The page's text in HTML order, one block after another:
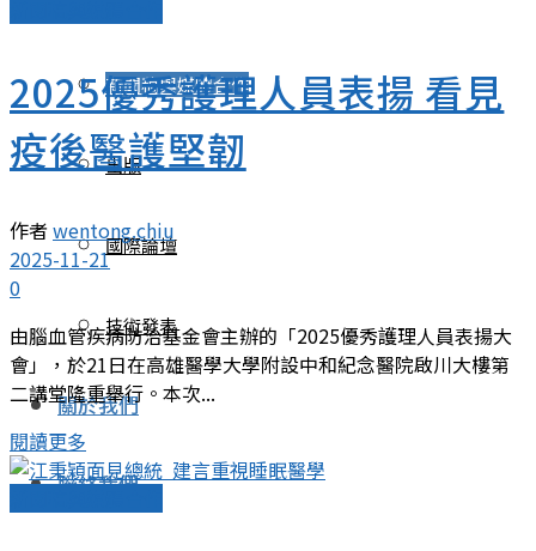
新聞稿與媒體合作
出版
國際論壇
技術發表
關於我們
聯絡我們
2025優秀護理人員表揚 看見
疫後醫護堅韌
作者wentong.chiu
2025-11-21
0
由腦血管疾病防治基金會主辦的「2025優秀護理人員表揚大
會」，於21日在高雄醫學大學附設中和紀念醫院啟川大樓第
二講堂隆重舉行。本次...
閱讀更多